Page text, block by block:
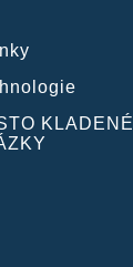
KLADENÉ